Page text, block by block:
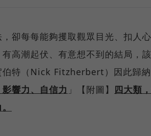
卻每每能夠攫取觀眾目光、扣人
高潮起伏、有意想不到的結局，
伯特（Nick Fitzherbert）因此歸
響力、自信力 」【附圖】 四大類